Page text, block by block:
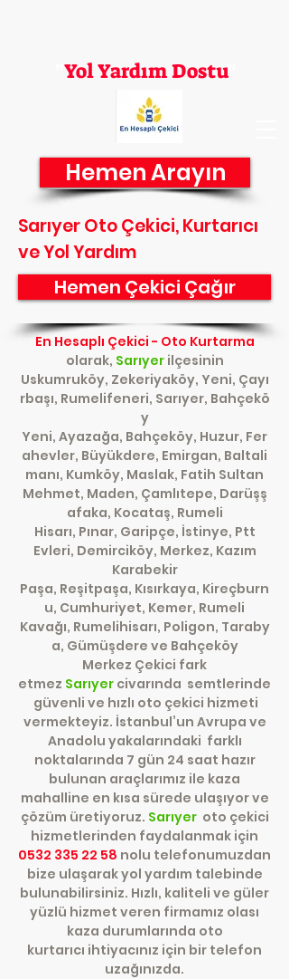
Hemen Arayın
Yol Yardım Dostu"
Sarıyer Oto Çekici, Kurtarıcı
ve Yol Yardım
Hemen Çekici Çağır
En Hesaplı Çekici - Oto Kurtarma
olarak, Sarıyer ilçesinin
Uskumruköy, Zekeriyaköy, Yeni, Çayı
rbaşı, Rumelifeneri, Sarıyer, Bahçekö
y
Yeni, Ayazağa, Bahçeköy, Huzur, Fer
ahevler, Büyükdere, Emirgan, Baltali
manı, Kumköy, Maslak, Fatih Sultan
Mehmet, Maden, Çamlıtepe, Darüşş
afaka, Kocataş, Rumeli
Hisarı, Pınar, Garipçe, İstinye, Ptt
Evleri, Demirciköy, Merkez, Kazım
Karabekir
Paşa, Reşitpaşa, Kısırkaya, Kireçburn
u, Cumhuriyet, Kemer, Rumeli
Kavağı, Rumelihisarı, Poligon, Taraby
a, Gümüşdere ve Bahçeköy
Merkez Çekici fark
etmez Sarıyer civarında semtlerinde
güvenli ve hızlı oto çekici hizmeti
vermekteyiz. İstanbul’un Avrupa ve
Anadolu yakalarındaki farklı
noktalarında 7 gün 24 saat hazır
bulunan araçlarımız ile kaza
mahalline en kısa sürede ulaşıyor ve
çözüm üretiyoruz. Sarıyer oto çekici
hizmetlerinden faydalanmak için
0532 335 22 58 nolu telefonumuzdan
bize ulaşarak yol yardım talebinde
bulunabilirsiniz. Hızlı, kaliteli ve güler
yüzlü hizmet veren firmamız olası
kaza durumlarında oto
kurtarıcı ihtiyacınız için bir telefon
uzağınızda.